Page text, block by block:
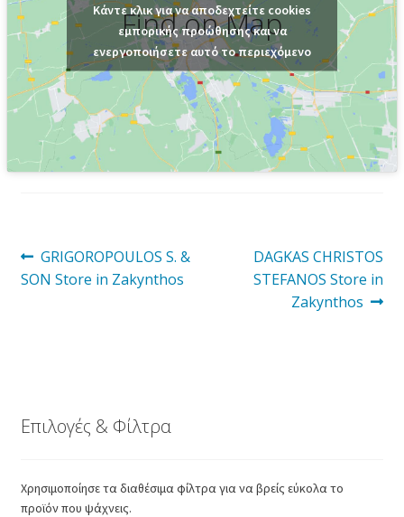
Find on Map
Κάντε κλικ για να αποδεχτείτε cookies
εμπορικής προώθησης και να
ενεργοποιήσετε αυτό το περιεχόμενο
Πλοήγηση
άρθρων
Προηγούμενο
άρθρο:
GRIGOROPOULOS S. &
SON Store in Zakynthos
Επόμενο
άρθρο:
DAGKAS CHRISTOS
STEFANOSStore in
Zakynthos
Επιλογές & Φίλτρα
Χρησιμοποίησε τα διαθέσιμα φίλτρα για να βρείς εύκολα το
προϊόν που ψάχνεις.